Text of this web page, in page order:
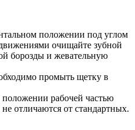
положении под углом
очищайте зубной
борозды и жевательную
промыть щетку в
рабочей частью
отличаются от стандартных.